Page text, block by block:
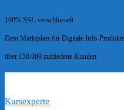
100% SSL-verschlüsselt
Dein Marktplatz für Digitale Info-Produkte
über 150.000 zufriedene Kunden
Kursexperte